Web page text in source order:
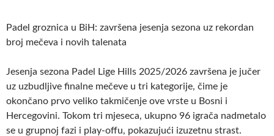
Padel groznica u BiH: završena jesenja sezona uz rekordan
broj mečeva i novih talenata
Jesenja sezona Padel Lige Hills 2025/2026 završena je jučer
uz uzbudljive finalne mečeve u tri kategorije, čime je
okončano prvo veliko takmičenje ove vrste u Bosni i
Hercegovini. Tokom tri mjeseca, ukupno 96 igrača nadmetalo
se u grupnoj fazi i play-offu, pokazujući izuzetnu strast.